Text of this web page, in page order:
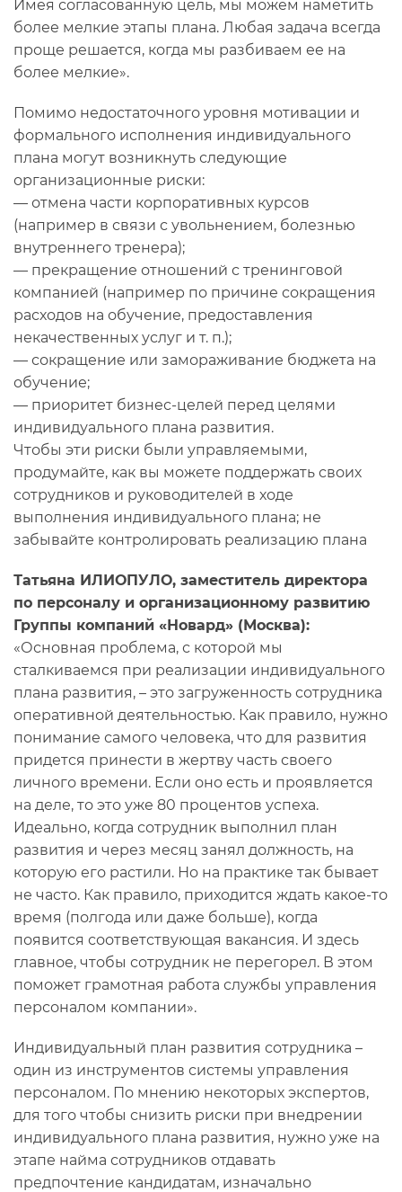
Имея согласованную цель, мы можем наметить
более мелкие этапы плана. Любая задача всегда
проще решается, когда мы разбиваем ее на
более мелкие».
Помимо недостаточного уровня мотивации и
формального исполнения индивидуального
плана могут возникнуть следующие
организационные риски:
— отмена части корпоративных курсов
(например в связи с увольнением, болезнью
внутреннего тренера);
— прекращение отношений с тренинговой
компанией (например по причине сокращения
расходов на обучение, предоставления
некачественных услуг и т. п.);
— сокращение или замораживание бюджета на
обучение;
— приоритет бизнес-целей перед целями
индивидуального плана развития.
Чтобы эти риски были управляемыми,
продумайте, как вы можете поддержать своих
сотрудников и руководителей в ходе
выполнения индивидуального плана; не
забывайте контролировать реализацию плана
Татьяна ИЛИОПУЛО, заместитель директора
по персоналу и организационному развитию
Группы компаний «Новард» (Москва):
«Основная проблема, с которой мы
сталкиваемся при реализации индивидуального
плана развития, – это загруженность сотрудника
оперативной деятельностью. Как правило, нужно
понимание самого человека, что для развития
придется принести в жертву часть своего
личного времени. Если оно есть и проявляется
на деле, то это уже 80 процентов успеха.
Идеально, когда сотрудник выполнил план
развития и через месяц занял должность, на
которую его растили. Но на практике так бывает
не часто. Как правило, приходится ждать какое-то
время (полгода или даже больше), когда
появится соответствующая вакансия. И здесь
главное, чтобы сотрудник не перегорел. В этом
поможет грамотная работа службы управления
персоналом компании».
Индивидуальный план развития сотрудника –
один из инструментов системы управления
персоналом. По мнению некоторых экспертов,
для того чтобы снизить риски при внедрении
индивидуального плана развития, нужно уже на
этапе найма сотрудников отдавать
предпочтение кандидатам, изначально